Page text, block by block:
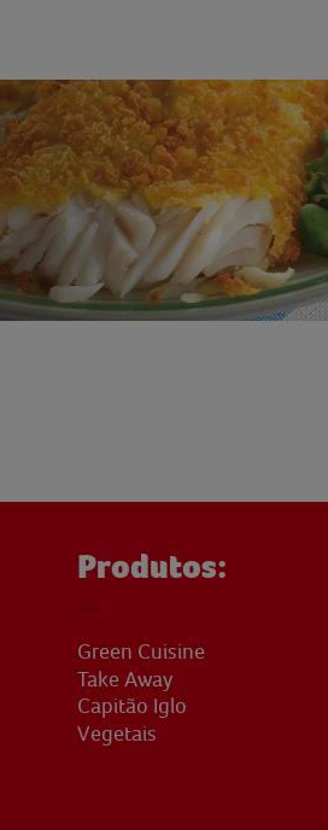
Produtos:
Green Cuisine
Take Away
Capitão Iglo
Vegetais